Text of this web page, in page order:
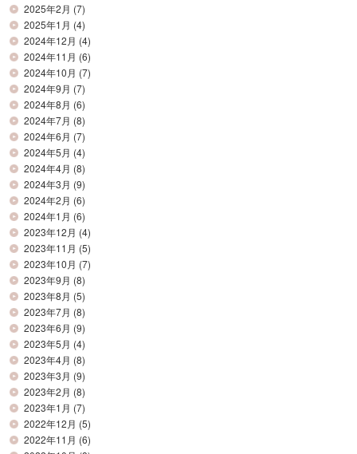
2025年2月 (7)
2025年1月 (4)
2024年12月 (4)
2024年11月 (6)
2024年10月 (7)
2024年9月 (7)
2024年8月 (6)
2024年7月 (8)
2024年6月 (7)
2024年5月 (4)
2024年4月 (8)
2024年3月 (9)
2024年2月 (6)
2024年1月 (6)
2023年12月 (4)
2023年11月 (5)
2023年10月 (7)
2023年9月 (8)
2023年8月 (5)
2023年7月 (8)
2023年6月 (9)
2023年5月 (4)
2023年4月 (8)
2023年3月 (9)
2023年2月 (8)
2023年1月 (7)
2022年12月 (5)
2022年11月 (6)